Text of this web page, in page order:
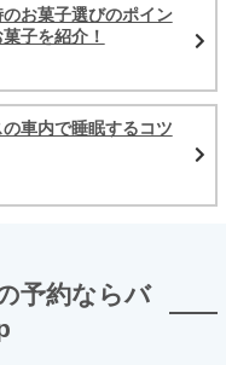
お菓子選びのポイン
子を紹介！
車内で睡眠するコツ
予約ならバ